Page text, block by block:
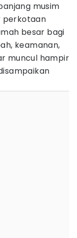
musim
perkotaan
besar bagi
keamanan,
muncul hampir